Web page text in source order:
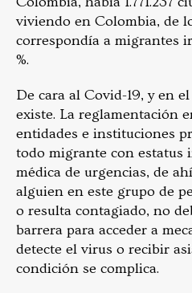
viviendo en Colombia, de
correspondía a migrantes
%.
De cara al Covid-19, y en
existe. La reglamentación
entidades e instituciones
todo migrante con estatus
médica de urgencias, de
alguien en este grupo de
o resulta contagiado, no
barrera para acceder a
detecte el virus o recibir
condición se complica.